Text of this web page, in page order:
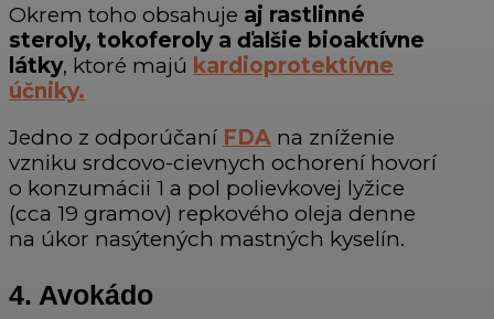
Okrem toho obsahuje aj rastlinné
steroly, tokoferoly a ďalšie bioaktívne
látky, ktoré majú kardioprotektívne
účniky.
Jedno z odporúčaní FDA na zníženie
vzniku srdcovo-cievnych ochorení hovorí
o konzumácii 1 a pol polievkovej lyžice
(cca 19 gramov) repkového oleja denne
na úkor nasýtených mastných kyselín.
4. Avokádo